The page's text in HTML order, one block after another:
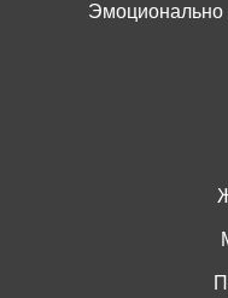
Эмоционально